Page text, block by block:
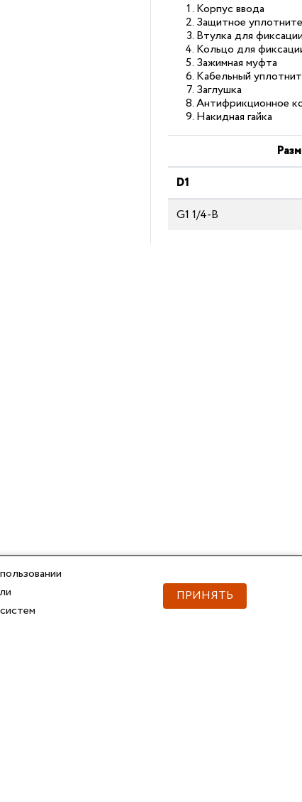
Корпус ввода
Защитное
Втулка для
Кольцо для
Зажимная муфта
Кабельный
Заглушка
Антифрикционное
Накидная гайка
D1
G1 1/4-В
ПРИНЯТЬ